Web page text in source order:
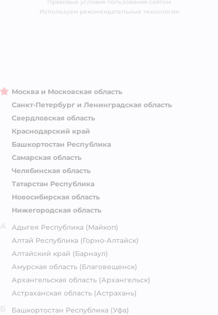
Правовые условия пользования сайтом
Используем рекомендательные технологии
Москва и Московская область
Санкт-Петербург и Ленинградская область
Свердловская область
Краснодарский край
Башкортостан Республика
Самарская область
Челябинская область
Татарстан Республика
Новосибирская область
Нижегородская область
Адыгея Республика (Майкоп)
Алтай Республика (Горно-Алтайск)
Алтайский край (Барнаул)
Амурская область (Благовещенск)
Архангельская область (Архангельск)
Астраханская область (Астрахань)
Башкортостан Республика (Уфа)